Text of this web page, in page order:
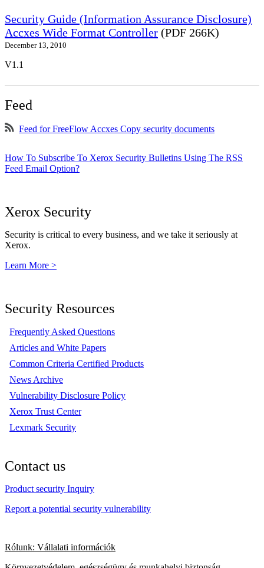
Security Guide (Information Assurance Disclosure)
Accxes Wide Format Controller (PDF 266K)
December 13, 2010
V1.1
Feed
Feed for FreeFlow Accxes Copy security documents
How To Subscribe To Xerox Security Bulletins Using The RSS
Feed Email Option?
Xerox Security
Security is critical to every business, and we take it seriously at
Xerox.
Learn More >
Security Resources
Frequently Asked Questions
Articles and White Papers
Common Criteria Certified Products
News Archive
Vulnerability Disclosure Policy
Xerox Trust Center
Lexmark Security
Contact us
Product security Inquiry
Report a potential security vulnerability
Rólunk: Vállalati információk